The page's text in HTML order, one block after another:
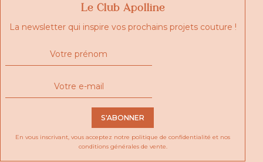
Le Club Apolline
La newsletter qui inspire vos prochains projets couture !
S'ABONNER
En vous inscrivant, vous acceptez notre politique de confidentialité et nos
conditions générales de vente.